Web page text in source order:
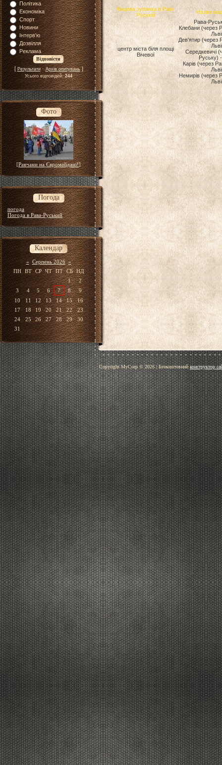
Політика
Економіка
Спорт
Новини
Інтерв'ю
Дозвілля
Реклама
[ Результати·Архів опитувань]
Усього відповідей:244
Фото
[Равчани на Євромайдані!]
Погода
погода
Погода в Рава-Руський
Календар
« Серпень 2026 »
ПН
ВТ СР ЧТ ПТ СБ
НД
1
2
3
4 5 6 7 8
9
10
11 12 13 14 15
16
17
18 19 20 21 22
23
24
25 26 27 28 29
30
31
Кінцева зупинка в Раві-
Руській
Назва
центр міста біля площі
Вічевої
Рава-
Клебани (через
Дев'ятир (через
Середкевичі
Руську) -
Карів (через
Немирів (через
Copyright MyCorp © 2026|Безкоштовнийконструктор